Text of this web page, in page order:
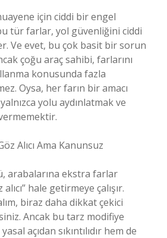
için ciddi bir engel
tür farlar, yol güvenliğini ciddi
Ve evet, bu çok basit bir sorun
çoğu araç sahibi, farlarını
konusunda fazla
Oysa, her farın bir amacı
yolu aydınlatmak ve
Alıcı Ama Kanunsuz
arabalarına ekstra farlar
hale getirmeye çalışır.
biraz daha dikkat çekici
Ancak bu tarz modifiye
açıdan sıkıntılıdır hem de